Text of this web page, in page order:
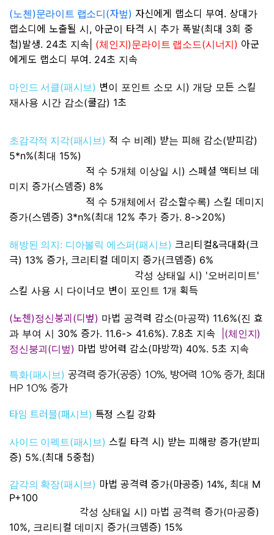
(노첸 )문라이트 랩소디 (자벞) 자신에게 랩소디 부여. 상대가
랩소디에 노출될 시, 아군이 타격 시 추가 폭발(최대 3회 중
첩)발생. 24초 지속 (체인지 )문라이트 랩소드(시너지 ) 아군
에게도 랩소디 부여. 24초 지속
마인드 서클(패시브 ) 변이 포인트 소모 시) 개당 모든 스킬
재사용 시간 감소(쿨감) 1초
초감각적 지각(패시브 ) 적 수 비례) 받는 피해 감소(받피감)
5*n%(최대 15%)
적 수 5개체 이상일 시) 스페셜 액티브 데
미지 증가(스뎀증) 8%
적 수 5개체에서 감소할수록) 스킬 데미지
증가(스뎀증) 3*n%(최대 12% 추가 증가. 8->20%)
해방된 의지 : 디아볼릭 에스퍼 (패시브 ) 크리티컬&극대화(크
극) 13% 증가, 크리티컬 데미지 증가(크뎀증) 6%
각성 상태일 시) '오버리미트'
스킬 사용 시 다이너모 변이 포인트 1개 획득
(노첸)정신붕괴(디벞) 마법 공격력 감소(마공깍) 11.6%(진 효
과 부여 시 30% 증가. 11.6-> 41.6%). 7.8초 지속
|(체인지 )
정신붕괴 (디벞) 마법 방어력 감소(마방깍) 40%. 5초 지속
특화(패시브 )공격력 증가(공증) 10%, 방어력 10% 증가, 최대
HP 10% 증가
타임 트러블(패시브) 특정 스킬 강화
사이드 이펙트 (패시브 )스킬 타격 시) 받는 피해량 증가(받피
증) 5%.(최대 5중첩)
감각의 확장(패시브 ) 마법 공격력 증가(마공증) 14%, 최대 M
P+100
각성 상태일 시) 마법 공격력 증가(마공증)
10%, 크리티컬 데미지 증가(크뎀증) 15%